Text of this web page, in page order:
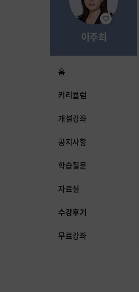
이주희
홈
커리큘럼
개설강좌
공지사항
학습질문
자료실
수강후기
무료강좌